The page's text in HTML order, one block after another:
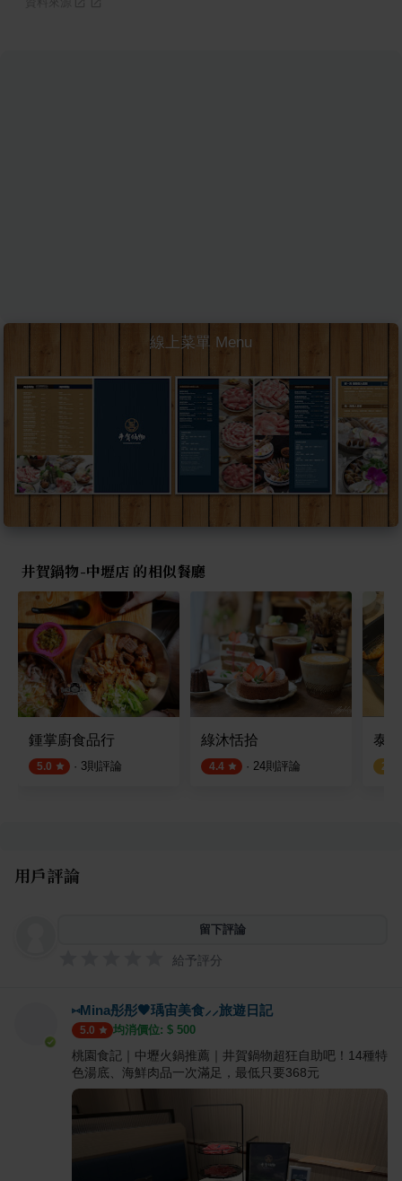
線上菜單 Menu
井賀鍋物-中壢店 的相似餐廳
鍾掌廚食品行
5.0 · 3則評論
綠沐恬拾
4.4 · 24則評論
泰
2.0
用戶評論
留下評論
給予評分
⑅Mina彤彤🖤瑀宙美食⸝⸝旅遊日記
5.0 均消價位: $ 500
桃園食記｜中壢火鍋推薦｜井賀鍋物超狂自助吧！14種特
色湯底、海鮮肉品一次滿足，最低只要368元